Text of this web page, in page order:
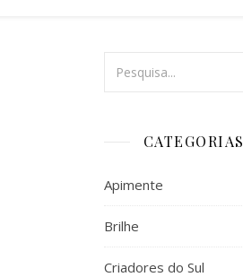
CATEGORIAS
Apimente
Brilhe
Criadores do Sul